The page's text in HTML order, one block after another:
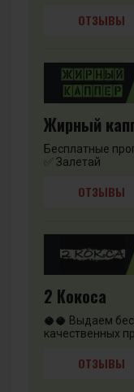
ОТЗЫВЫ
Жирный
Бесплатные
✅ Залетай
ОТЗЫВЫ
2 Кокоса
🥥🥥 Выдаем
качественных
ОТЗЫВЫ